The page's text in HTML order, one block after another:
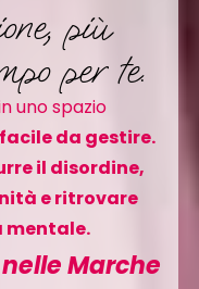
più
per te.
uno spazio
da gestire.
il disordine,
e ritrovare
mentale.
Marche